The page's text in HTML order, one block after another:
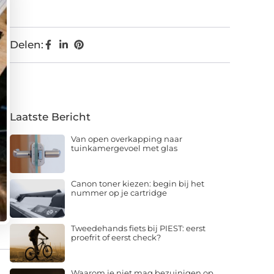
Delen:
Laatste Bericht
Van open overkapping naar
tuinkamergevoel met glas
Canon toner kiezen: begin bij het
nummer op je cartridge
Tweedehands fiets bij PIEST: eerst
proefrit of eerst check?